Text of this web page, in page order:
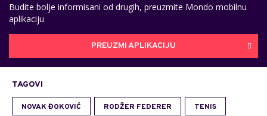
Budite bolje informisani od drugih, preuzmite Mondo mobilnu
aplikaciju
PREUZMI APLIKACIJU
TAGOVI
NOVAK ĐOKOVIĆ RODŽER FEDERER TENIS